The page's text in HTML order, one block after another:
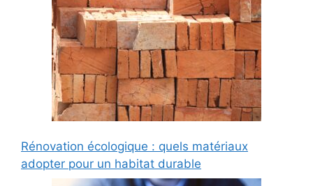
Rénovation écologique : quels matériaux
adopter pour un habitat durable